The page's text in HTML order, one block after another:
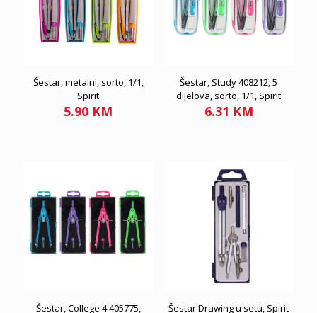
Šestar, metalni, sorto, 1/1,
Spirit
5.90 KM
Šestar, Study 408212, 5
dijelova, sorto, 1/1, Spirit
6.31 KM
Šestar, College 4 405775,
Šestar Drawing u setu, Spirit